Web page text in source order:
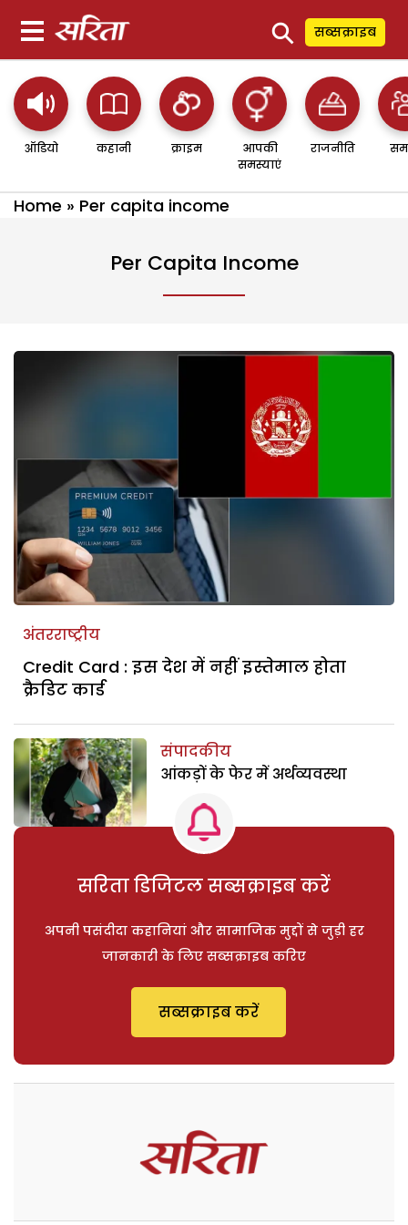
⚲ सब्सक्राइब
ऑडियो कहानी क्राइम
आपकी
समस्याएं
राजनीति
Home » Per capita income
Per Capita Income
अंतरराष्ट्रीय
Credit Card : इस देश में नहीं इस्तेमाल होता
क्रैडिट कार्ड
संपादकीय
आंकड़ों के फेर में अर्थव्यवस्था
सरिता डिजिटल सब्सक्राइब करें
अपनी पसंदीदा कहानियां और सामाजिक मुद्दों से जुड़ी हर
जानकारी के लिए सब्सक्राइब करिए
सब्सक्राइब करें